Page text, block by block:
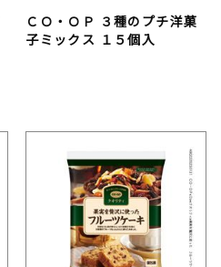
ＣＯ・ＯＰ ３種のプチ洋菓
子ミックス １５個入